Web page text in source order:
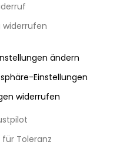
widerrufen
ändern
Einstellungen
widerrufen
für Toleranz